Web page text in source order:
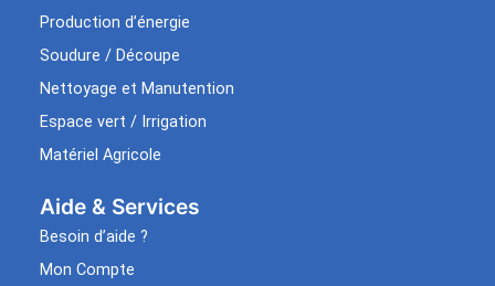
Production d’énergie
Soudure / Découpe
Nettoyage et Manutention
Espace vert / Irrigation
Matériel Agricole
Aide & Services​
Besoin d’aide ?
Mon Compte